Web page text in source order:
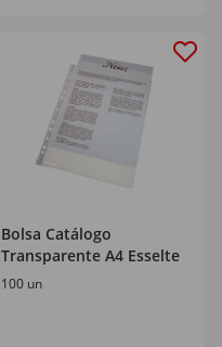
Bolsa Catálogo
Transparente A4 Esselte
100 un